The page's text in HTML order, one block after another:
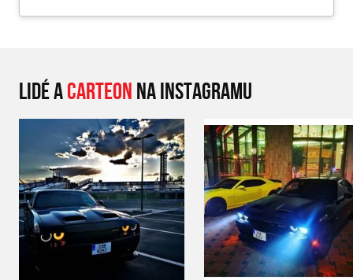
LIDÉ ACARTEON NA INSTAGRAMU